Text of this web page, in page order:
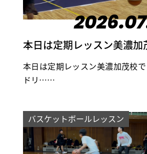
本日は定期レッスン美濃加
本日は定期レッスン美濃加茂校
ドリ……
バスケットボールレッスン